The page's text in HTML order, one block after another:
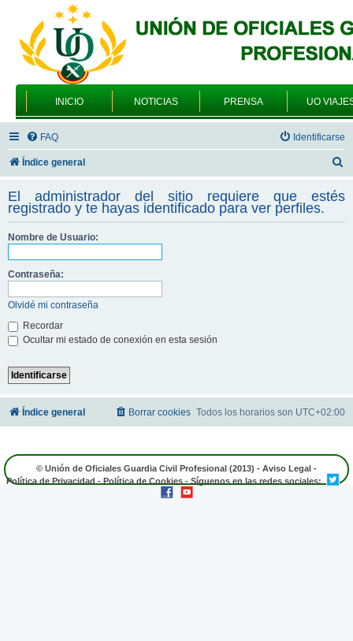
INICIO NOTICIAS PRENSA UO
FAQ Identificarse
Índice general
s
c
El administrador del sitio requiere que estés
registrado y te hayas identificado para ver perfiles.
Nombre de Usuario:
Contraseña:
Olvidé mi contraseña
Recordar
Ocultar mi estado de conexión en esta sesión
Índice general Todos los horarios son UTC+02:00
Borrar cookies
© Unión de Oficiales Guardia Civil Profesional (2013) - Aviso Legal -
Política de Privacidad - Política de Cookies - Síguenos en las redes sociales: